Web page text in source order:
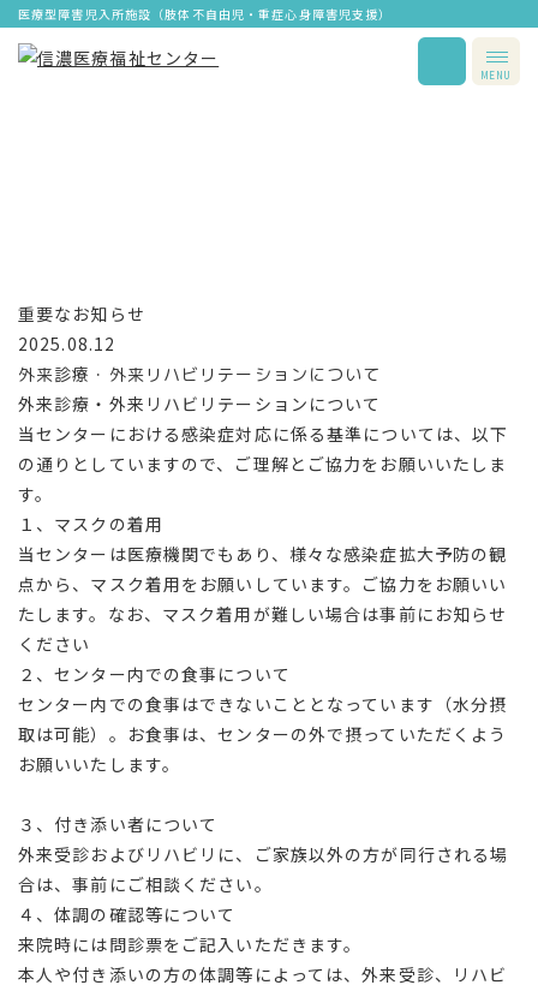
医療型障害児入所施設（肢体不自由児・重症心身障害児支援）
MENU
重要なお知らせ
2025.08.12
外来診療・外来リハビリテーションについて
外来診療・外来リハビリテーションについて
当センターにおける感染症対応に係る基準については、以下
の通りとしていますので、ご理解とご協力をお願いいたしま
す。
１、マスクの着用
当センターは医療機関でもあり、様々な感染症拡大予防の観
点から、マスク着用をお願いしています。ご協力をお願いい
たします。なお、マスク着用が難しい場合は事前にお知らせ
ください
２、センター内での食事について
センター内での食事はできないこととなっています（水分摂
取は可能）。お食事は、センターの外で摂っていただくよう
お願いいたします。
３、付き添い者について
外来受診およびリハビリに、ご家族以外の方が同行される場
合は、事前にご相談ください。
４、体調の確認等について
来院時には問診票をご記入いただきます。
本人や付き添いの方の体調等によっては、外来受診、リハビ